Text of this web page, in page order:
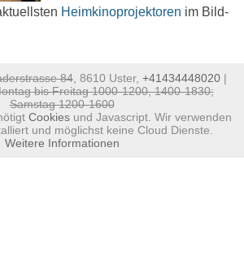
Heimkinoprojektoren im Bild-
84, 8610 Uster, +41434448020|
bis Freitag 1000-1200, 1400-1830;
Samstag 1200-1600
Cookies und Javascript. Wir verwenden
und möglichst keine Cloud Dienste.
Weitere Informationen